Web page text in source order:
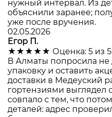
нужный интервал. Из
объяснили заранее;
уже после вручения.
02.05.2026
Егор П.
★★★★★ Оценка: 5 из 5
В Алматы попросила
упаковку и оставить
доставки в Медеуский
гортензиями выглядел
совпало с тем, что
деталей: адрес